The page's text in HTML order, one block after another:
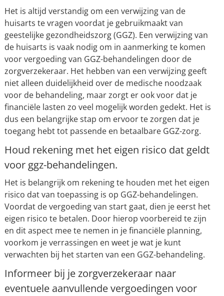
Het is altijd verstandig om een verwijzing van de
huisarts te vragen voordat je gebruikmaakt van
geestelijke gezondheidszorg (GGZ). Een verwijzing van
de huisarts is vaak nodig om in aanmerking te komen
voor vergoeding van GGZ-behandelingen door de
zorgverzekeraar. Het hebben van een verwijzing geeft
niet alleen duidelijkheid over de medische noodzaak
voor de behandeling, maar zorgt er ook voor dat je
financiële lasten zo veel mogelijk worden gedekt. Het is
dus een belangrijke stap om ervoor te zorgen dat je
toegang hebt tot passende en betaalbare GGZ-zorg.
Houd rekening met het eigen risico dat geldt
voor ggz-behandelingen.
Het is belangrijk om rekening te houden met het eigen
risico dat van toepassing is op GGZ-behandelingen.
Voordat de vergoeding van start gaat, dien je eerst het
eigen risico te betalen. Door hierop voorbereid te zijn
en dit aspect mee te nemen in je financiële planning,
voorkom je verrassingen en weet je wat je kunt
verwachten bij het starten van een GGZ-behandeling.
Informeer bij je zorgverzekeraar naar
eventuele aanvullende vergoedingen voor